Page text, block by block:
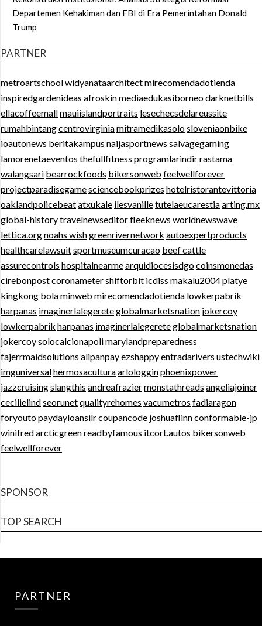
Departemen Kehakiman dan FBI di Era Pemerintahan Donald
Trump
PARTNER
metroartschoolwidyanataarchitectmirecomendadotienda
inspiredgardenideas afroskinmediaedukasiborneodarknetbills
ellacoffeemallmauiislandportraits lesechecsdelareussite
rumahbintangcentrovirginiamitramedikasolosloveniaonbike
ioautonews beritakampus naijasportnews salvagegaming
lamorenetaeventos thefullfitness programlarindirrastama
walangsari bearrockfoods bikersonweb feelwellforever
projectparadisegamesciencebookprizes hotelristorantevittoria
oaklandpolicebeatatxukale ilesvanilletutelaeucarestiaarting.mx
global-historytravelnewseditorfleeknews worldnewswave
lettica.orgnoahs wishgreenrivernetwork autoexpertproducts
healthcarelawsuitsportmuseumcuracao beef cattle
assurecontrols hospitalnearmearquidiocesisdgocoinsmonedas
cirebonpostcoronametershiftorbit icdiss makalu2004platye
kingkong bolaminweb mirecomendadotienda lowkerpabrik
harpanas imaginerlalegereteglobalmarketsnation jokercoy
lowkerpabrik harpanas imaginerlalegereteglobalmarketsnation
jokercoysolocalcionapolimarylandpreparedness
fajerrmaidsolutions alipanpayezshappyentradarivers ustechwiki
imguniversalhermosaculturaarlologginphoenixpower
jazzcruisingslangthis andreafraziermonstathreads angeliajoiner
cecilielindseorunetqualityrehomes vacumetros fadiaragon
foryoutopaydayloansilrcoupancode joshuaflinnconformable-jp
winifredarcticgreenreadbyfamous itcort.autos bikersonweb
feelwellforever
SPONSOR
TOP SEARCH
PARTNER